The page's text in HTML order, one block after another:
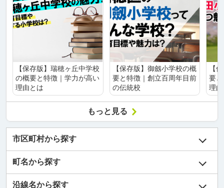
【保存版】瑞穂ヶ丘中学校
の概要と特徴｜学力が高い
理由とは
【保存版】御劔小学校の概
要と特徴｜創立百周年目前
の伝統校
【
要
理
もっと見る
市区町村から探す
町名から探す
沿線名から探す